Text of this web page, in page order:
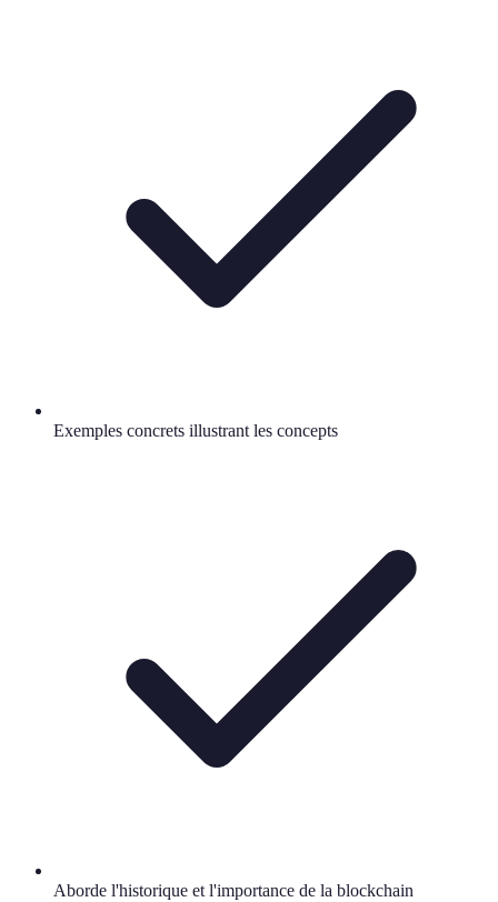
Exemples concrets illustrant les concepts
Aborde l'historique et l'importance de la blockchain